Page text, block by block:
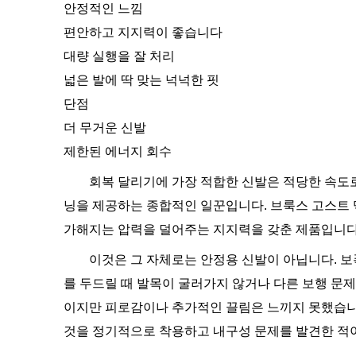
안정적인 느낌
편안하고 지지력이 좋습니다
대량 실행을 잘 처리
넓은 발에 딱 맞는 넉넉한 핏
단점
더 무거운 신발
제한된 에너지 회수
회복 달리기에 가장 적합한 신발은 적당한 속
닝을 제공하는 종합적인 일꾼입니다. 브룩스 고스
가해지는 압력을 덜어주는 지지력을 갖춘 제품입니
이것은 그 자체로는 안정용 신발이 아닙니다.
를 두드릴 때 발목이 굴러가지 않거나 다른 보행 문
이지만 피로감이나 추가적인 끌림은 느끼지 못했습
것을 정기적으로 착용하고 내구성 문제를 발견한 적